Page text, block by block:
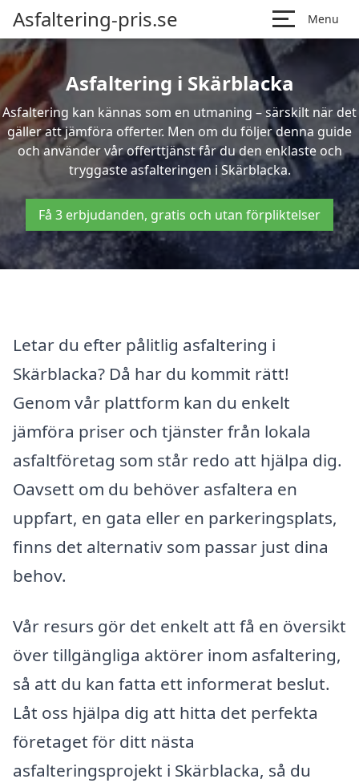
Asfaltering-pris.se Menu
Asfaltering i Skärblacka
Asfaltering kan kännas som en utmaning – särskilt när det
gäller att jämföra offerter. Men om du följer denna guide
och använder vår offerttjänst får du den enklaste och
tryggaste asfalteringen i Skärblacka.
Få 3 erbjudanden, gratis och utan förpliktelser
Letar du efter pålitlig asfaltering i
Skärblacka? Då har du kommit rätt!
Genom vår plattform kan du enkelt
jämföra priser och tjänster från lokala
asfaltföretag som står redo att hjälpa dig.
Oavsett om du behöver asfaltera en
uppfart, en gata eller en parkeringsplats,
finns det alternativ som passar just dina
behov.
Vår resurs gör det enkelt att få en översikt
över tillgängliga aktörer inom asfaltering,
så att du kan fatta ett informerat beslut.
Låt oss hjälpa dig att hitta det perfekta
företaget för ditt nästa
asfalteringsprojekt i Skärblacka, så du